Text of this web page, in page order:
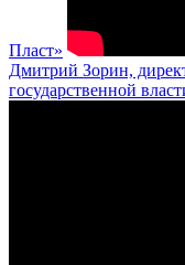
Пласт»
Дмитрий Зорин,
государственной